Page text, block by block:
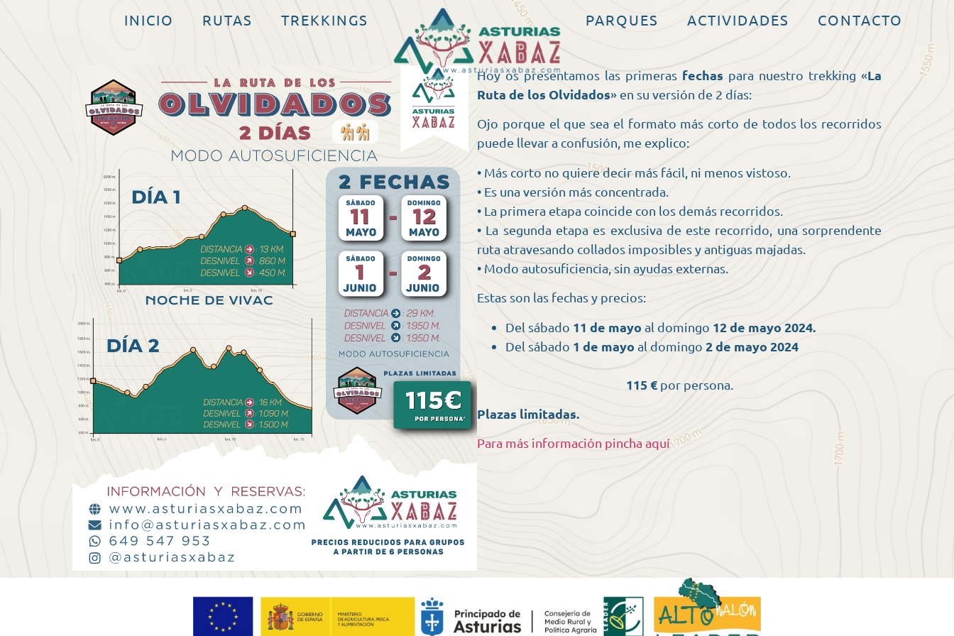
INICIO RUTAS TREKKINGS PARQUES ACTIVIDADES CONTACTO
Hoy os presentamos las primeras fechas para nuestro trekking «La
Ruta de los Olvidados» en su versión de 2 días:
Ojo porque el que sea el formato más corto de todos los recorridos
puede llevar a confusión, me explico:
• Más corto no quiere decir más fácil, ni menos vistoso.
• Es una versión más concentrada.
• La primera etapa coincide con los demás recorridos.
• La segunda etapa es exclusiva de este recorrido, una sorprendente
ruta atravesando collados imposibles y antiguas majadas.
• Modo autosuficiencia, sin ayudas externas.
Estas son las fechas y precios:
Del sábado 11 de mayo al domingo 12 de mayo 2024.
Del sábado 1 de mayo al domingo 2 de mayo 2024
115 €por persona.
Plazas limitadas.
Para más información pincha aquí